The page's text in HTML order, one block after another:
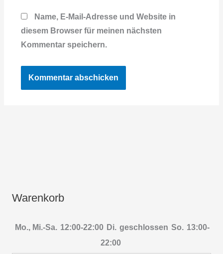
Name, E-Mail-Adresse und Website in
diesem Browser für meinen nächsten
Kommentar speichern.
Warenkorb
Mo., Mi.-Sa. 12:00-22:00 Di. geschlossen So. 13:00-
22:00